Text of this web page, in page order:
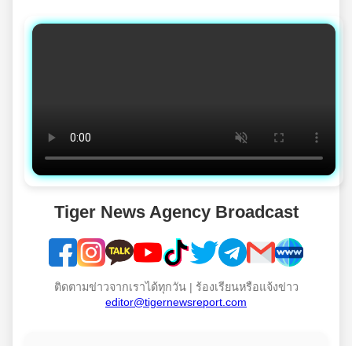
Tiger News Agency Broadcast
ติดตามข่าวจากเราได้ทุกวัน | ร้องเรียนหรือแจ้งข่าว
editor@tigernewsreport.com